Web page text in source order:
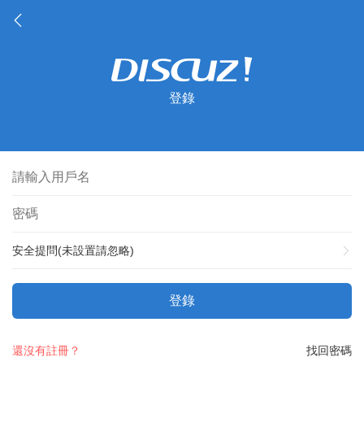
登錄
安全提問(未設置請忽略)
登錄
找回密碼
還沒有註冊？